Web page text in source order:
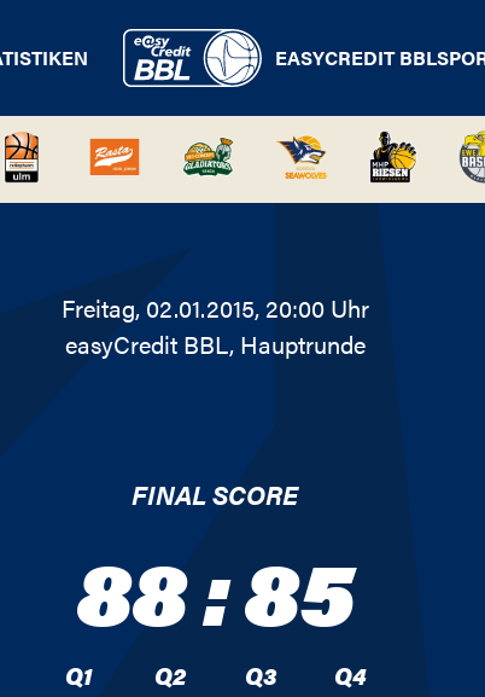
EASYCREDIT BBL
Freitag, 02.01.2015, 20:00 Uhr
easyCredit BBL, Hauptrunde
FINAL SCORE
88:85
Q1
Q2
Q3
Q4